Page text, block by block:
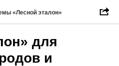
«Лесной эталон»
для
и